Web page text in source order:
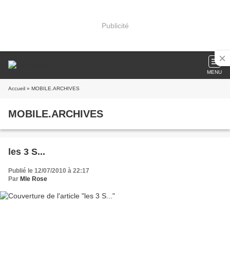
Publicité
MENU
Accueil » MOBILE.ARCHIVES
MOBILE.ARCHIVES
les 3 S...
Publié le 12/07/2010 à 22:17
Par Mle Rose